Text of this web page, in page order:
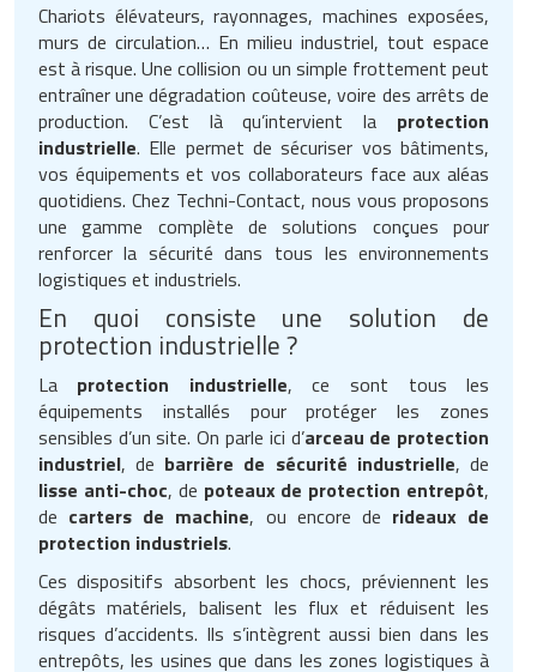
Chariots élévateurs, rayonnages, machines exposées,
murs de circulation… En milieu industriel, tout espace
est à risque. Une collision ou un simple frottement peut
entraîner une dégradation coûteuse, voire des arrêts de
production. C’est là qu’intervient la protection
industrielle. Elle permet de sécuriser vos bâtiments,
vos équipements et vos collaborateurs face aux aléas
quotidiens. Chez Techni-Contact, nous vous proposons
une gamme complète de solutions conçues pour
renforcer la sécurité dans tous les environnements
logistiques et industriels.
En quoi consiste une solution de
protection industrielle ?
La protection industrielle, ce sont tous les
équipements installés pour protéger les zones
sensibles d’un site. On parle ici d’arceau de protection
industriel, de barrière de sécurité industrielle, de
lisse anti-choc, de poteaux de protection entrepôt,
de carters de machine, ou encore de rideaux de
protection industriels.
Ces dispositifs absorbent les chocs, préviennent les
dégâts matériels, balisent les flux et réduisent les
risques d’accidents. Ils s’intègrent aussi bien dans les
entrepôts, les usines que dans les zones logistiques à